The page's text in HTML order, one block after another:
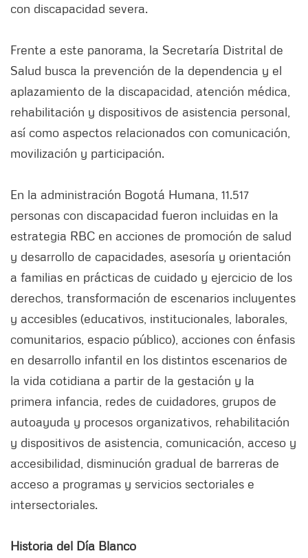
con discapacidad severa.
Frente a este panorama, la Secretaría Distrital de
Salud busca la prevención de la dependencia y el
aplazamiento de la discapacidad, atención médica,
rehabilitación y dispositivos de asistencia personal,
así como aspectos relacionados con comunicación,
movilización y participación.
En la administración Bogotá Humana, 11.517
personas con discapacidad fueron incluidas en la
estrategia RBC en acciones de promoción de salud
y desarrollo de capacidades, asesoría y orientación
a familias en prácticas de cuidado y ejercicio de los
derechos, transformación de escenarios incluyentes
y accesibles (educativos, institucionales, laborales,
comunitarios, espacio público), acciones con énfasis
en desarrollo infantil en los distintos escenarios de
la vida cotidiana a partir de la gestación y la
primera infancia, redes de cuidadores, grupos de
autoayuda y procesos organizativos, rehabilitación
y dispositivos de asistencia, comunicación, acceso y
accesibilidad, disminución gradual de barreras de
acceso a programas y servicios sectoriales e
intersectoriales.
Historia del Día Blanco